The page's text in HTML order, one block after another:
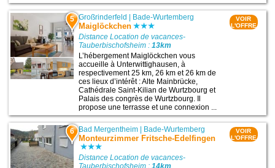
5 Großrinderfeld | Bade-Wurtemberg
Maiglöckchen
Distance Location de vacances-
Tauberbischofsheim :13km
L’hébergement Maiglöckchen vous
accueille à Unterwittighausen, à
respectivement 25 km, 26 km et 26 km de
ces lieux d’intérêt : Alte Mainbrücke,
Cathédrale Saint-Kilian de Wurtzbourg et
Palais des congrès de Wurtzbourg. Il
propose une terrasse et une connexion ...
VOIR
L'OFFRE
6 Bad Mergentheim | Bade-Wurtemberg
Monteurzimmer Fritsche-Edelfingen
Distance Location de vacances-
Tauberbischofsheim :14km
VOIR
L'OFFRE